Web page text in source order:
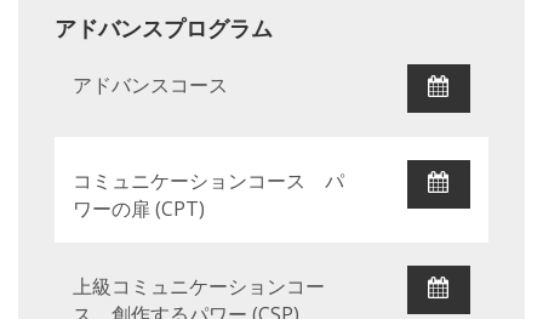
アドバンスプログラム
アドバンスコース
コミュニケーションコース パ
ワーの扉 (CPT)
上級コミュニケーションコー
ス 創作するパワー (CSP)